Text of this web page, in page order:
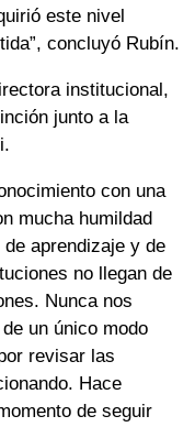
este nivel
concluyó Rubín.
institucional,
junto a la
con una
mucha humildad
aprendizaje y de
no llegan de
Nunca nos
un único modo
revisar las
Hace
de seguir